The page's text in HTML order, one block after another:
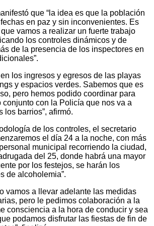
que “la idea es que la población
en paz y sin inconvenientes. Es
vamos a realizar un fuerte trabajo
los controles dinámicos y de
de la presencia de los inspectores en
los ingresos y egresos de las playas
y espacios verdes. Sabemos que es
pero hemos podido coordinar para
conjunto con la Policía que nos va a
los barrios”, afirmó.
de los controles, el secretario
el día 24 a la noche, con más
municipal recorriendo la ciudad,
del 25, donde habrá una mayor
por los festejos, se harán los
de alcoholemia”.
vamos a llevar adelante las medidas
pero le pedimos colaboración a la
consciencia a la hora de conducir y sea
podamos disfrutar las fiestas de fin de